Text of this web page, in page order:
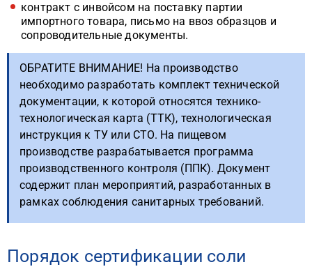
контракт с инвойсом на поставку партии
импортного товара, письмо на ввоз образцов и
сопроводительные документы.
ОБРАТИТЕ ВНИМАНИЕ! На производство
необходимо разработать комплект технической
документации, к которой относятся технико-
технологическая карта (ТТК), технологическая
инструкция к ТУ или СТО. На пищевом
производстве разрабатывается программа
производственного контроля (ППК). Документ
содержит план мероприятий, разработанных в
рамках соблюдения санитарных требований.
Порядок сертификации соли